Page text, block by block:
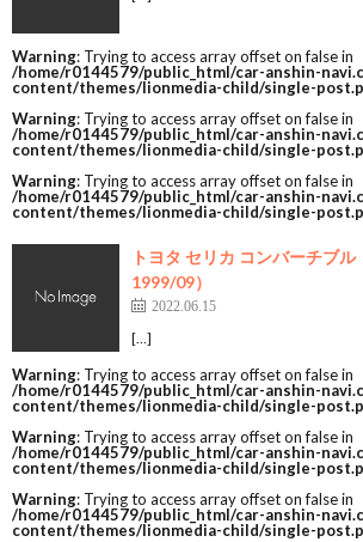
Warning: Trying to access array offset on false in
/home/r0144579/public_html/car-anshin-
content/themes/lionmedia-child/single-
Warning: Trying to access array offset on false in
/home/r0144579/public_html/car-anshin-
content/themes/lionmedia-child/single-
Warning: Trying to access array offset on false in
/home/r0144579/public_html/car-anshin-
content/themes/lionmedia-child/single-
トヨタ セリカ コンバーチブ
1999/09）
2022.06.15
[…]
Warning: Trying to access array offset on false in
/home/r0144579/public_html/car-anshin-
content/themes/lionmedia-child/single-
Warning: Trying to access array offset on false in
/home/r0144579/public_html/car-anshin-
content/themes/lionmedia-child/single-
Warning: Trying to access array offset on false in
/home/r0144579/public_html/car-anshin-
content/themes/lionmedia-child/single-